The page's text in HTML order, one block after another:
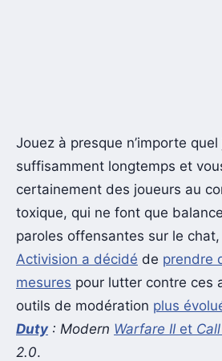
Jouez à presque n’importe
suffisamment longtemps et
certainement des joueurs au
toxique, qui ne font que
paroles offensantes sur le
Activision a décidé de prendre
mesures pour lutter contre ces
outils de modération plus
Duty : Modern Warfare II et
2.0.